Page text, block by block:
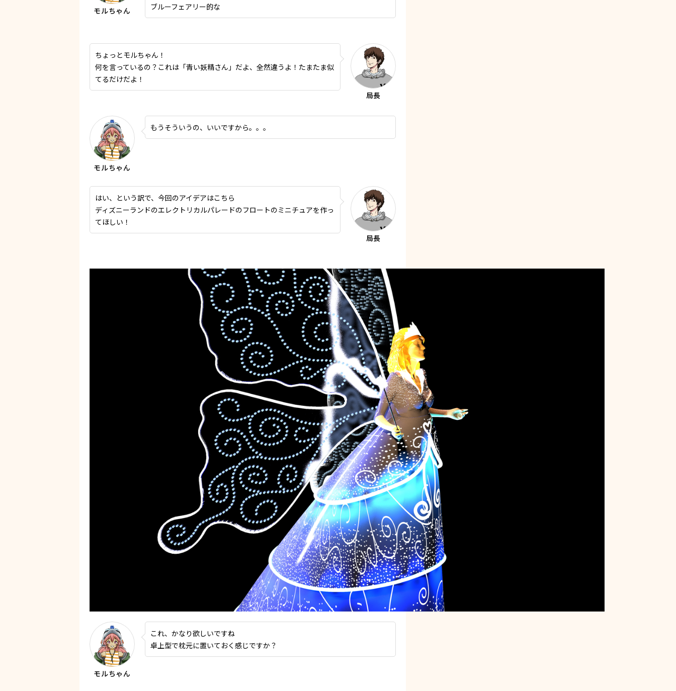
ブルーフェアリー的な
ちょっとモルちゃん！
何を言っているの？これは「青い妖精さん」だよ、全然違うよ！たまたま似
てるだけだよ！
もうそういうの、いいですから。。。
はい、という訳で、今回のアイデアはこちら
ディズニーランドのエレクトリカルパレードのフロートのミニチュアを作っ
てほしい！
これ、かなり欲しいですね
卓上型で枕元に置いておく感じですか？